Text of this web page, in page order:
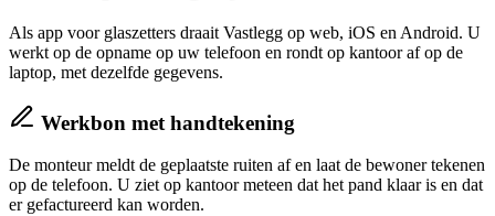
Als app voor glaszetters draait Vastlegg op web, iOS en Android. U
werkt op de opname op uw telefoon en rondt op kantoor af op de
laptop, met dezelfde gegevens.
Werkbon met handtekening
De monteur meldt de geplaatste ruiten af en laat de bewoner tekenen
op de telefoon. U ziet op kantoor meteen dat het pand klaar is en dat
er gefactureerd kan worden.